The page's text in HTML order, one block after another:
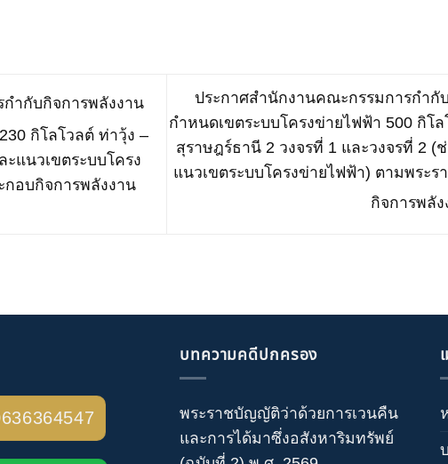
ำกับกิจการพลังงาน
กิโลโวลต์ ท่าวุ้ง –
แนวเขตระบบโครง
อบกิจการพลังงาน
ประกาศสำนักงานคณะกรรมการกำกั
กำหนดเขตระบบโครงข่ายไฟฟ้า 500 กิโ
สุราษฎร์ธานี 2 วงจรที่ 1 และวงจรที่ 2 (
แนวเขตระบบโครงข่ายไฟฟ้า) ตามพระ
กิจการพลั
บทความคดีปกครอง
พระราชบัญญัติว่าด้วยการเวนคืน
และการได้มาซึ่งอสังหาริมทรัพย์